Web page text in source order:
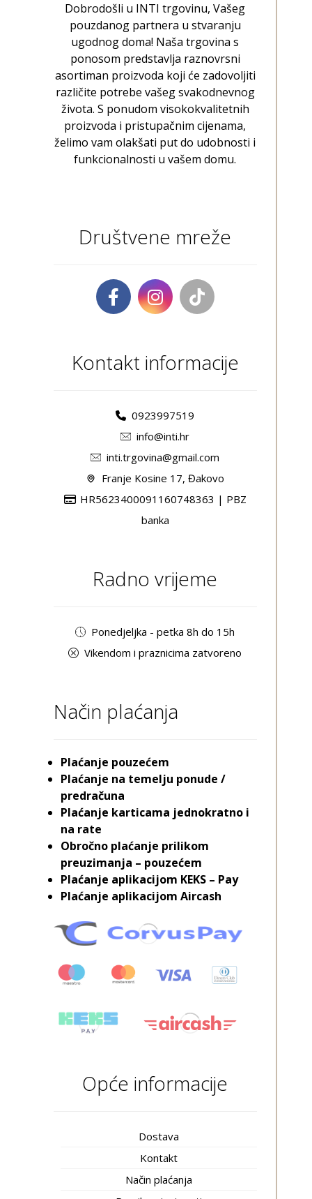
Dobrodošli u INTI trgovinu, Vašeg
pouzdanog partnera u stvaranju
ugodnog doma! Naša trgovina s
ponosom predstavlja raznovrsni
asortiman proizvoda koji će zadovoljiti
različite potrebe vašeg svakodnevnog
života. S ponudom visokokvalitetnih
proizvoda i pristupačnim cijenama,
želimo vam olakšati put do udobnosti i
funkcionalnosti u vašem domu.
Društvene mreže
Kontakt informacije
0923997519
info@inti.hr
inti.trgovina@gmail.com
Franje Kosine 17, Đakovo
HR5623400091160748363 | PBZ
banka
Radno vrijeme
Ponedjeljka - petka 8h do 15h
Vikendom i praznicima zatvoreno
Način plaćanja
Plaćanje pouzećem
Plaćanje na temelju ponude /
predračuna
Plaćanje karticama jednokratno i
na rate
Obročno plaćanje prilikom
preuzimanja – pouzećem
Plaćanje aplikacijom KEKS – Pay
Plaćanje aplikacijom Aircash
Opće informacije
Dostava
Kontakt
Način plaćanja